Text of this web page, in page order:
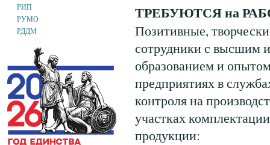
РИП
РУМО
РДДМ
ТРЕБУЮТСЯ на
Позитивные,
сотрудники с высшим
образованием и
предприятиях в
контроля на
участках
продукции: